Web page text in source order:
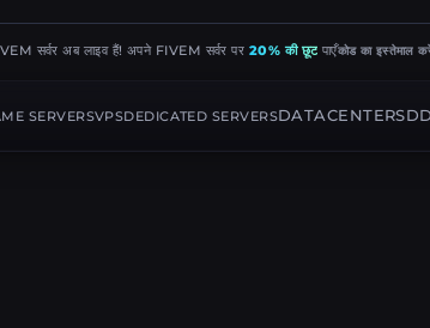
सर्वर अब लाइव हैं! अपने FIVEM सर्वर पर 20% की छूट पाएँकोड का इस्तेमाल
SERVERSVPSDEDICATED SERVERSDATACENTERS